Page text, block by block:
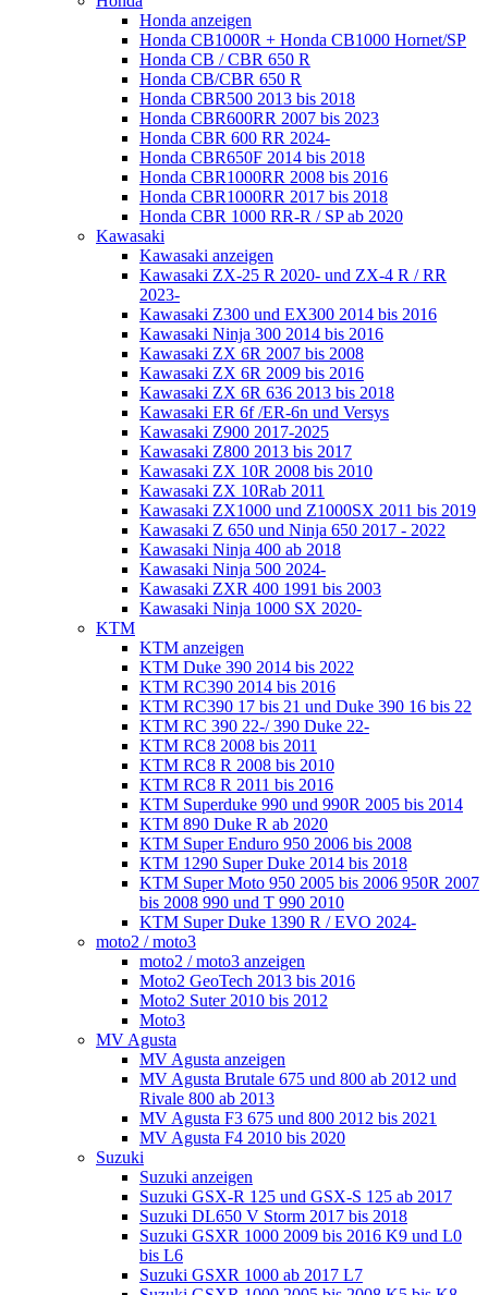
Honda anzeigen
Honda CB1000R + Honda CB1000 Hornet/SP
Honda CB / CBR 650 R
Honda CB/CBR 650 R
Honda CBR500 2013 bis 2018
Honda CBR600RR 2007 bis 2023
Honda CBR 600 RR 2024-
Honda CBR650F 2014 bis 2018
Honda CBR1000RR 2008 bis 2016
Honda CBR1000RR 2017 bis 2018
Honda CBR 1000 RR-R / SP ab 2020
Kawasaki
Kawasaki anzeigen
Kawasaki ZX-25 R 2020- und ZX-4 R / RR
2023-
Kawasaki Z300 und EX300 2014 bis 2016
Kawasaki Ninja 300 2014 bis 2016
Kawasaki ZX 6R 2007 bis 2008
Kawasaki ZX 6R 2009 bis 2016
Kawasaki ZX 6R 636 2013 bis 2018
Kawasaki ER 6f /ER-6n und Versys
Kawasaki Z900 2017-2025
Kawasaki Z800 2013 bis 2017
Kawasaki ZX 10R 2008 bis 2010
Kawasaki ZX 10Rab 2011
Kawasaki ZX1000 und Z1000SX 2011 bis 2019
Kawasaki Z 650 und Ninja 650 2017 - 2022
Kawasaki Ninja 400 ab 2018
Kawasaki Ninja 500 2024-
Kawasaki ZXR 400 1991 bis 2003
Kawasaki Ninja 1000 SX 2020-
KTM
KTM anzeigen
KTM Duke 390 2014 bis 2022
KTM RC390 2014 bis 2016
KTM RC390 17 bis 21 und Duke 390 16 bis 22
KTM RC 390 22-/ 390 Duke 22-
KTM RC8 2008 bis 2011
KTM RC8 R 2008 bis 2010
KTM RC8 R 2011 bis 2016
KTM Superduke 990 und 990R 2005 bis 2014
KTM 890 Duke R ab 2020
KTM Super Enduro 950 2006 bis 2008
KTM 1290 Super Duke 2014 bis 2018
KTM Super Moto 950 2005 bis 2006 950R 2007
bis 2008 990 und T 990 2010
KTM Super Duke 1390 R / EVO 2024-
moto2 / moto3
moto2 / moto3 anzeigen
Moto2 GeoTech 2013 bis 2016
Moto2 Suter 2010 bis 2012
Moto3
MV Agusta
MV Agusta anzeigen
MV Agusta Brutale 675 und 800 ab 2012 und
Rivale 800 ab 2013
MV Agusta F3 675 und 800 2012 bis 2021
MV Agusta F4 2010 bis 2020
Suzuki
Suzuki anzeigen
Suzuki GSX-R 125 und GSX-S 125 ab 2017
Suzuki DL650 V Storm 2017 bis 2018
Suzuki GSXR 1000 2009 bis 2016 K9 und L0
bis L6
Suzuki GSXR 1000 ab 2017 L7